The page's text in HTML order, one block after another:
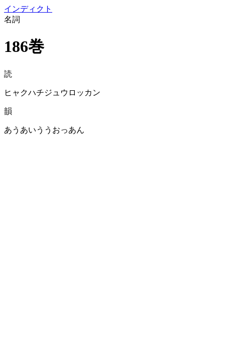
インディクト
名詞
186巻
読
ヒャクハチジュウロッカン
韻
あうあいううおっあん